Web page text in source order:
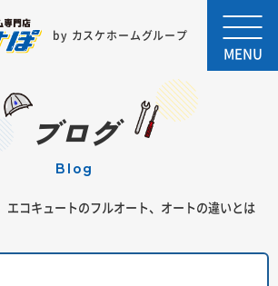
by カスケホームグループ
MENU
ブログ
blog
エコキュートのフルオート、オートの違いとは？